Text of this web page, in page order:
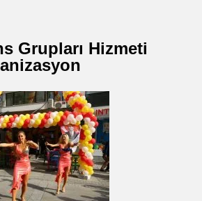
Grupları Hizmeti